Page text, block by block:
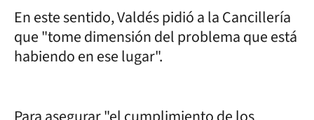
En este sentido, Valdés pidió a la Cancillería
que "tome dimensión del problema que está
habiendo en ese lugar".